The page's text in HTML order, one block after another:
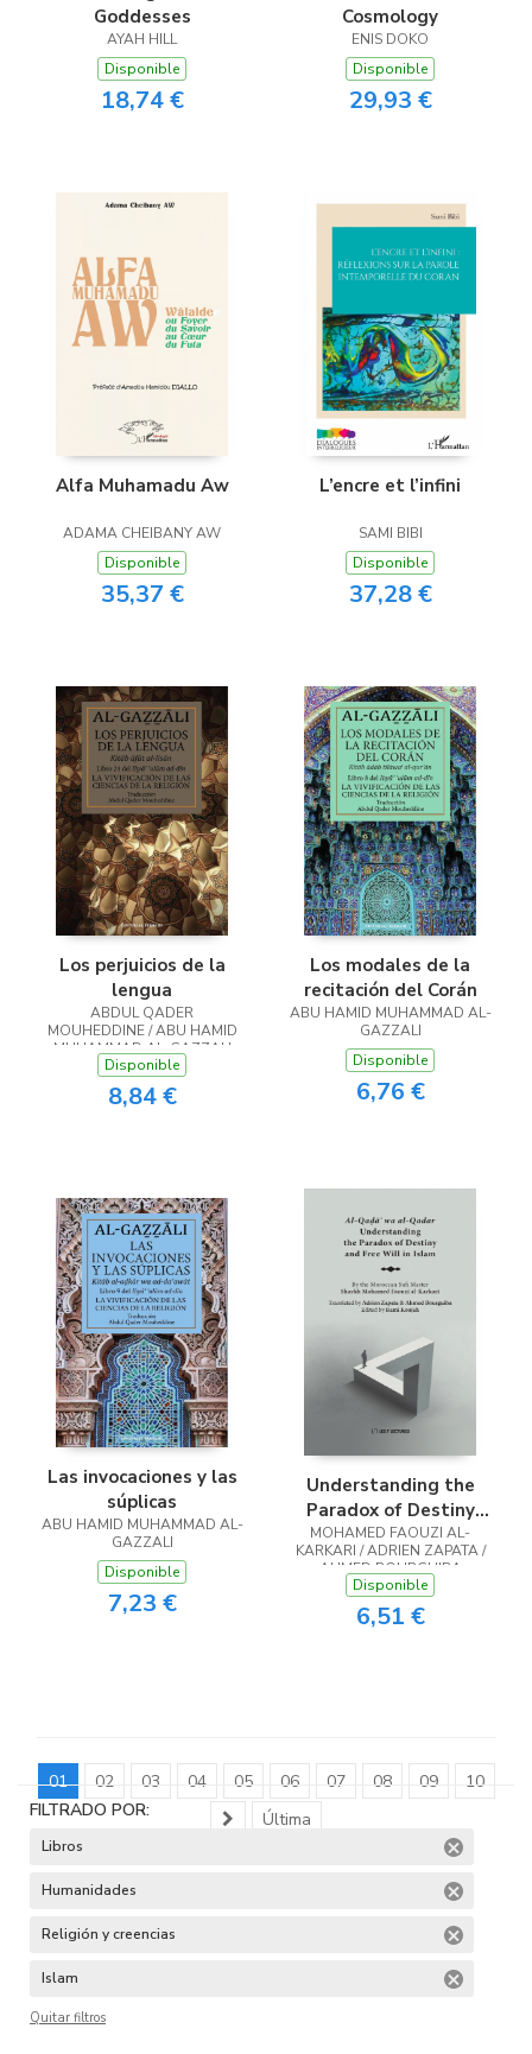
Goddesses
AYAH HILL
Disponible
18,74 €
Cosmology
ENIS DOKO
Disponible
29,93 €
Alfa Muhamadu Aw
ADAMA CHEIBANY AW
Disponible
35,37 €
L’encre et l’infini
SAMI BIBI
Disponible
37,28 €
Los perjuicios de la
lengua
ABDUL QADER
MOUHEDDINE / ABU HAMID
MUHAMMAD AL-GAZZALI
Disponible
8,84 €
Los modales de la
recitación del Corán
ABU HAMID MUHAMMAD AL-
GAZZALI
Disponible
6,76 €
Las invocaciones y las
súplicas
ABU HAMID MUHAMMAD AL-
GAZZALI
Disponible
7,23 €
Understanding the
Paradox of Destiny
and Free Will in Islam
MOHAMED FAOUZI AL-
KARKARI / ADRIEN ZAPATA /
AHMED BOURGUIBA
Disponible
6,51 €
01 02 03 04 05 06 07 08 09
10
Última
FILTRADO POR:
Libros
Humanidades
Religión y creencias
Islam
Quitar filtros